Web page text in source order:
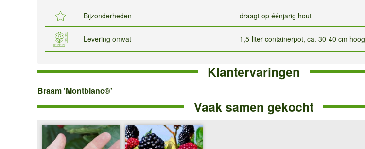
Bijzonderheden draagt op éénjarig hout
Levering omvat 1,5-liter containerpot, ca. 30-40 cm hoog
Klantervaringen
Braam
Braam 'Montblanc®'
Vaak samen gekocht